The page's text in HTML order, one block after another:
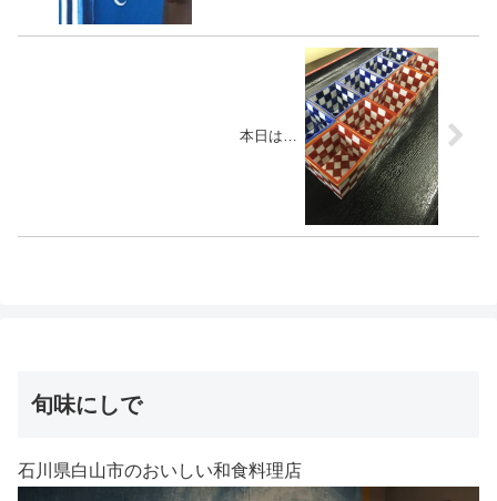
本日は…
旬味にしで
石川県白山市のおいしい和食料理店